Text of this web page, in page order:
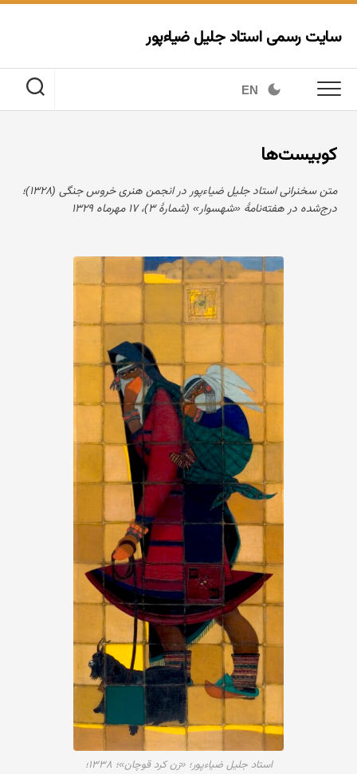
Skip
content
سایت رسمی استاد جلیل ضیاءپور
EN
کوبیست‌ها
متن سخنرانی استاد جلیل ضیاءپور در انجمن هنری خروس جنگی (۱۳۲۸)؛
درج‌شده در هفته‌نامهٔ «شهسوار» (شمارهٔ ۳)، ۱۷ مهرماه ۱۳۲۹
استاد جلیل ضیاءپور؛ «زن کرد قوچان»؛ ۱۳۳۸؛